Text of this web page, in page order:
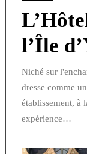
l’Île
Niché sur
dresse comme
établissement, à
expérience…